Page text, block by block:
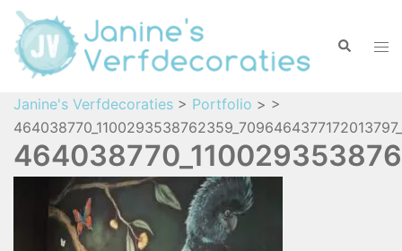
Janine's Verfdecoraties > Portfolio > >